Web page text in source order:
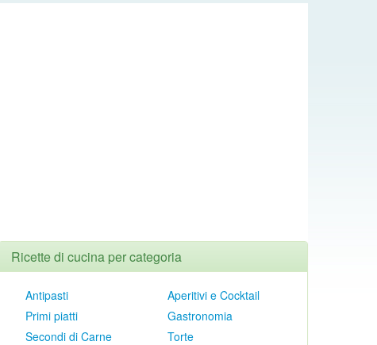
Ricette di cucina per categoria
Antipasti
Primi piatti
Secondi di Carne
Aperitivi e Cocktail
Gastronomia
Torte